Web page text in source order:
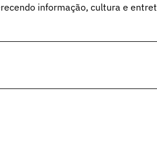
informação, cultura e